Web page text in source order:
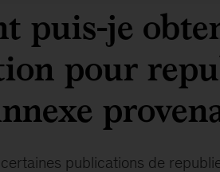
puis-je
pour
publications de